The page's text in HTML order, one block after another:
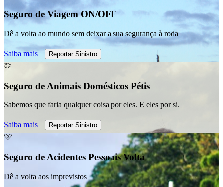
Seguro de Viagem ON/OFF
Dê a volta ao mundo sem deixar a sua segurança à roda
Saiba mais Reportar Sinistro
Seguro de Animais Domésticos Pétis
Sabemos que faria qualquer coisa por eles. E eles por si.
Saiba mais Reportar Sinistro
Seguro de Acidentes Pessoais Volta
Dê a volta aos imprevistos